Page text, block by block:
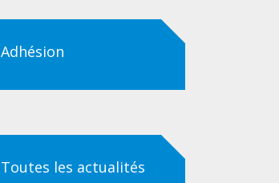
Adhésion
Toutes les actualités